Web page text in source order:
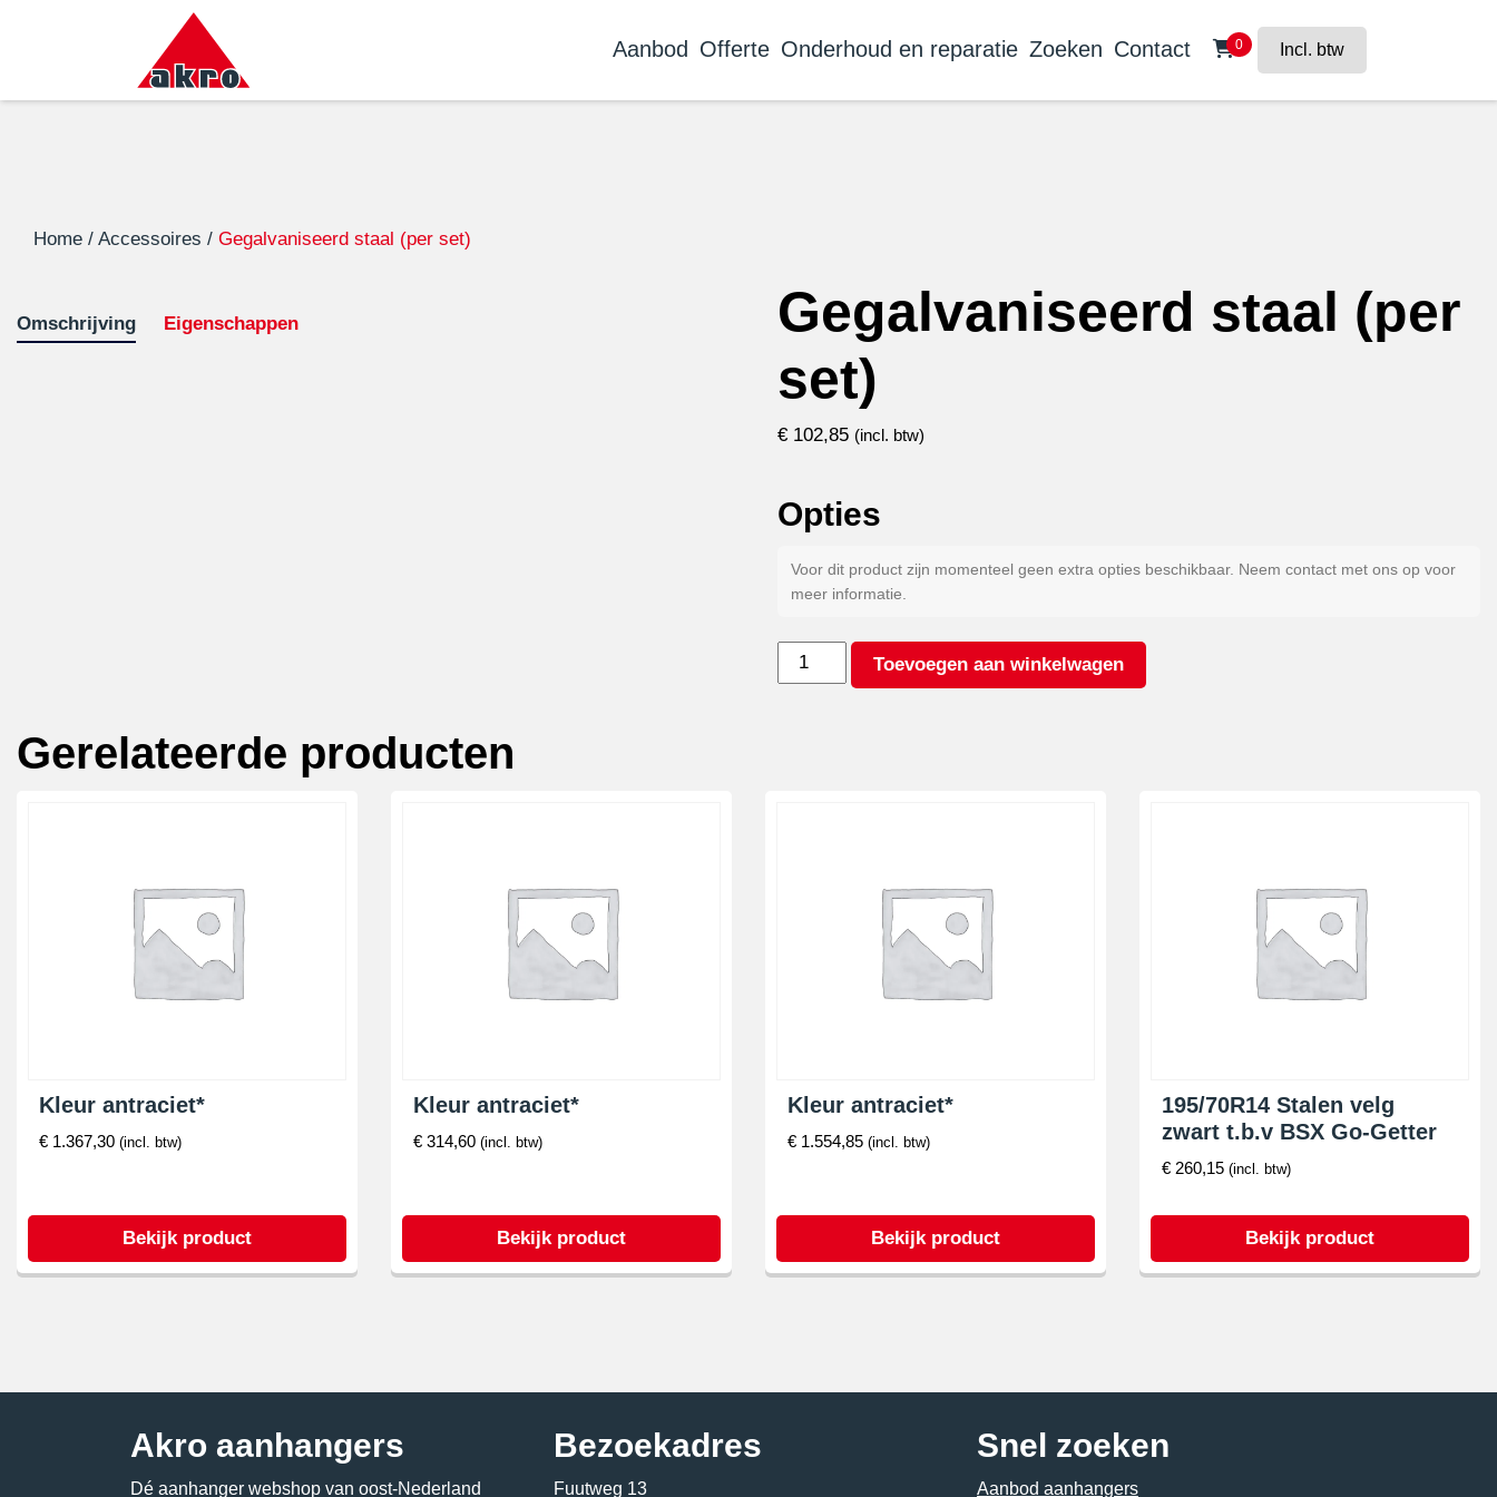
Aanbod Offerte Onderhoud en reparatie Zoeken Contact 0 Incl. btw
Home / Accessoires / Gegalvaniseerd staal (per set)
Omschrijving Eigenschappen
Gegalvaniseerd staal (per
set)
€ 102,85 (incl. btw)
Opties
Voor dit product zijn momenteel geen extra opties beschikbaar. Neem contact met ons op voor
meer informatie.
Gegalvaniseerd
Toevoegen aan winkelwagen
Gerelateerde producten
Kleur antraciet*
€ 1.367,30 (incl. btw)
Bekijk product
Kleur antraciet*
€ 314,60 (incl. btw)
Bekijk product
Kleur antraciet*
€ 1.554,85 (incl. btw)
Bekijk product
195/70R14 Stalen velg
zwart t.b.v BSX Go-Getter
€ 260,15 (incl. btw)
Bekijk product
Akro aanhangers
Dé aanhanger webshop van oost-Nederland
Bezoekadres
Fuutweg 13
Snel zoeken
Aanbod aanhangers